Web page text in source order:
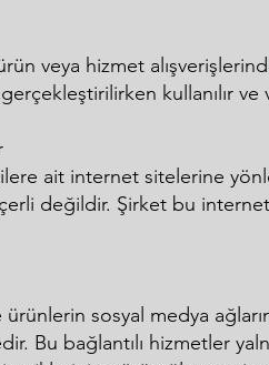
veya hizmet
kullanılır ve
ait internet sitelerine
değildir. Şirket bu
sosyal medya
Bu bağlantılı hizmetler